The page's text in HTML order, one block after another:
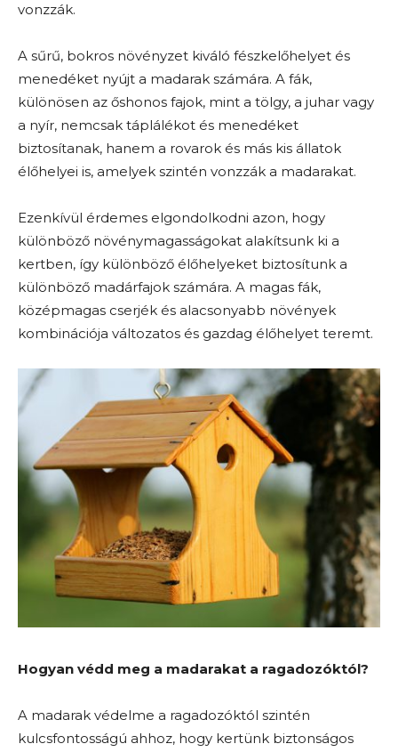
vonzzák.
A sűrű, bokros növényzet kiváló fészkelőhelyet és
menedéket nyújt a madarak számára. A fák,
különösen az őshonos fajok, mint a tölgy, a juhar vagy
a nyír, nemcsak táplálékot és menedéket
biztosítanak, hanem a rovarok és más kis állatok
élőhelyei is, amelyek szintén vonzzák a madarakat.
Ezenkívül érdemes elgondolkodni azon, hogy
különböző növénymagasságokat alakítsunk ki a
kertben, így különböző élőhelyeket biztosítunk a
különböző madárfajok számára. A magas fák,
középmagas cserjék és alacsonyabb növények
kombinációja változatos és gazdag élőhelyet teremt.
Hogyan védd meg a madarakat a ragadozóktól?
A madarak védelme a ragadozóktól szintén
kulcsfontosságú ahhoz, hogy kertünk biztonságos